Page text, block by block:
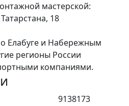
мастерской:
18
Елабуге и Набережным
регионы России
компаниями.
9138173